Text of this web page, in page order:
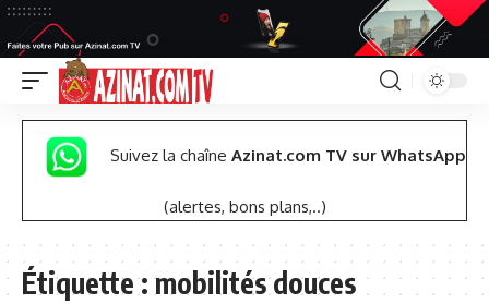
Suivez la chaîne Azinat.com TV sur WhatsApp
(alertes, bons plans,..)
Étiquette :mobilités douces